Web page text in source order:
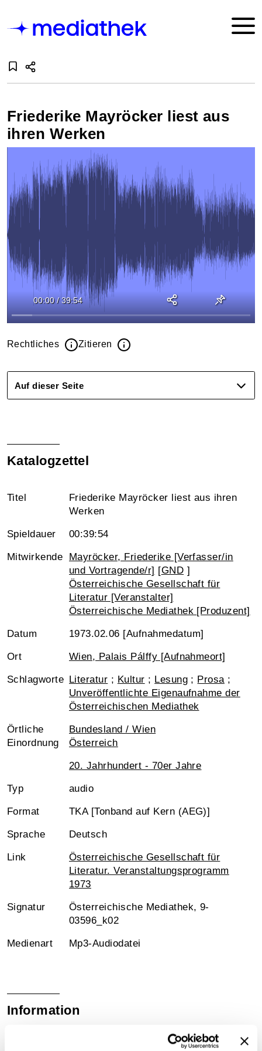
Friederike Mayröcker liest aus
ihren Werken
00:00 / 39:54
Rechtliches Zitieren
Auf dieser Seite
Katalogzettel
Titel
Friederike Mayröcker liest aus ihren
Werken
Spieldauer 00:39:54
Mitwirkende
Mayröcker, Friederike [Verfasser/in
und Vortragende/r] [GND ]
Österreichische Gesellschaft für
Literatur [Veranstalter]
Österreichische Mediathek [Produzent]
Datum 1973.02.06 [Aufnahmedatum]
Ort Wien, Palais Pálffy [Aufnahmeort]
Schlagworte Literatur ; Kultur ; Lesung ; Prosa;
Unveröffentlichte Eigenaufnahme der
Österreichischen Mediathek
Örtliche
Einordnung
Bundesland / Wien
Österreich
20. Jahrhundert - 70er Jahre
Typ audio
Format TKA [Tonband auf Kern (AEG)]
Sprache Deutsch
Link
Österreichische Gesellschaft für
Literatur. Veranstaltungsprogramm
1973
Signatur
Österreichische Mediathek, 9-
03596_k02
Medienart Mp3-Audiodatei
Information